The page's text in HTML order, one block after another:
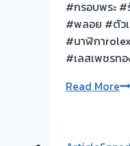
พ่
บ้
แ
พี่ๆ
#กรอบพระ #
#พลอย #ตัว
#นาฬิกา
#เลสเพชรท
Read Moreรับ